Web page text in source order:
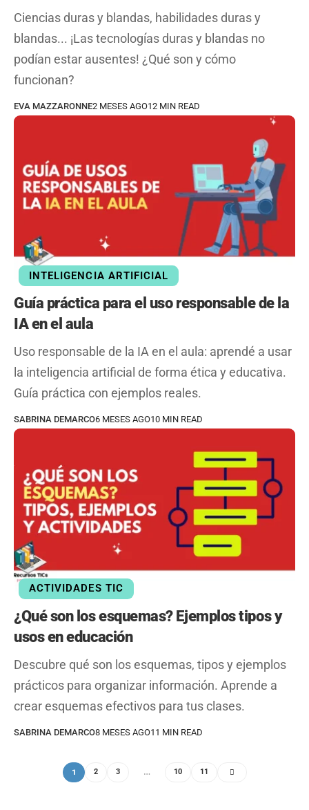
Ciencias duras y blandas, habilidades duras y
blandas... ¡Las tecnologías duras y blandas no
podían estar ausentes! ¿Qué son y cómo
funcionan?
EVA MAZZARONNE2 MESES AGO12 MIN READ
INTELIGENCIA ARTIFICIAL
Guía práctica para el uso responsable de la
IA en el aula
Uso responsable de la IA en el aula: aprendé a usar
la inteligencia artificial de forma ética y educativa.
Guía práctica con ejemplos reales.
SABRINA DEMARCO6 MESES AGO10 MIN READ
ACTIVIDADES TIC
¿Qué son los esquemas? Ejemplos tipos y
usos en educación
Descubre qué son los esquemas, tipos y ejemplos
prácticos para organizar información. Aprende a
crear esquemas efectivos para tus clases.
SABRINA DEMARCO8 MESES AGO11 MIN READ
1 2 3 … 10 11